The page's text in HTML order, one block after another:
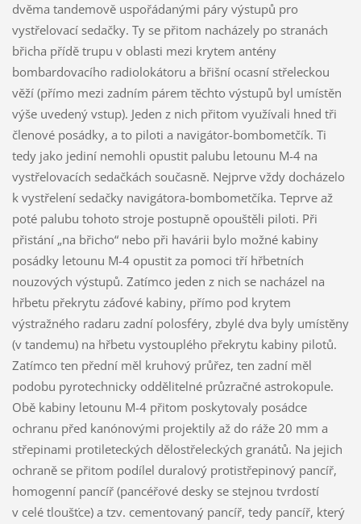
dvěma tandemově uspořádanými páry výstupů pro
vystřelovací sedačky. Ty se přitom nacházely po stranách
břicha přídě trupu v oblasti mezi krytem antény
bombardovacího radiolokátoru a břišní ocasní střeleckou
věží (přímo mezi zadním párem těchto výstupů byl umístěn
výše uvedený vstup). Jeden z nich přitom využívali hned tři
členové posádky, a to piloti a navigátor-bombometčík. Ti
tedy jako jediní nemohli opustit palubu letounu M-4 na
vystřelovacích sedačkách současně. Nejprve vždy docházelo
k vystřelení sedačky navigátora-bombometčíka. Teprve až
poté palubu tohoto stroje postupně opouštěli piloti. Při
přistání „na břicho“ nebo při havárii bylo možné kabiny
posádky letounu M-4 opustit za pomoci tří hřbetních
nouzových výstupů. Zatímco jeden z nich se nacházel na
hřbetu překrytu záďové kabiny, přímo pod krytem
výstražného radaru zadní polosféry, zbylé dva byly umístěny
(v tandemu) na hřbetu vystouplého překrytu kabiny pilotů.
Zatímco ten přední měl kruhový průřez, ten zadní měl
podobu pyrotechnicky oddělitelné průzračné astrokopule.
Obě kabiny letounu M-4 přitom poskytovaly posádce
ochranu před kanónovými projektily až do ráže 20 mm a
střepinami protileteckých dělostřeleckých granátů. Na jejich
ochraně se přitom podílel duralový protistřepinový pancíř,
homogenní pancíř (pancéřové desky se stejnou tvrdostí
v celé tloušťce) a tzv. cementovaný pancíř, tedy pancíř, který